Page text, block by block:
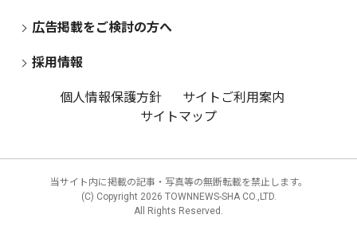
広告掲載をご検討の方へ
採用情報
個人情報保護方針
サイトご利用案内
サイトマップ
当サイト内に掲載の記事・写真等の無断転載を禁止します。
(C) Copyright 2026 TOWNNEWS-SHA CO.,LTD.
All Rights Reserved.